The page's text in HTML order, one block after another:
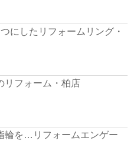
にしたリフォームリング・
リフォーム・柏店
輪を…リフォームエンゲー